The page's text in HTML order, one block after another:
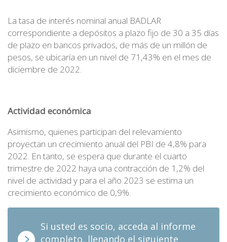
La tasa de interés nominal anual BADLAR
correspondiente a depósitos a plazo fijo de 30 a 35 días
de plazo en bancos privados, de más de un millón de
pesos, se ubicaría en un nivel de 71,43% en el mes de
diciembre de 2022.
Actividad económica
Asimismo, quienes participan del relevamiento
proyectan un crecimiento anual del PBI de 4,8% para
2022. En tanto, se espera que durante el cuarto
trimestre de 2022 haya una contracción de 1,2% del
nivel de actividad y para el año 2023 se estima un
crecimiento económico de 0,9%.
Si usted es socio, acceda al informe
completo, llenando el siguiente